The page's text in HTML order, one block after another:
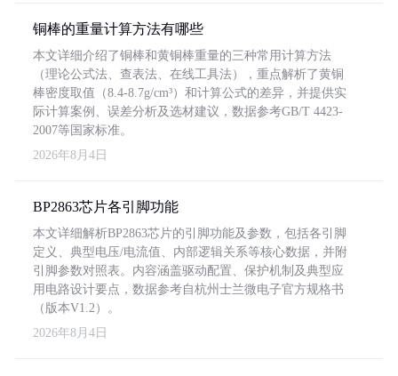
铜棒的重量计算方法有哪些
本文详细介绍了铜棒和黄铜棒重量的三种常用计算方法
（理论公式法、查表法、在线工具法），重点解析了黄铜
棒密度取值（8.4-8.7g/cm³）和计算公式的差异，并提供实
际计算案例、误差分析及选材建议，数据参考GB/T 4423-
2007等国家标准。
2026年8月4日
BP2863芯片各引脚功能
本文详细解析BP2863芯片的引脚功能及参数，包括各引脚
定义、典型电压/电流值、内部逻辑关系等核心数据，并附
引脚参数对照表。内容涵盖驱动配置、保护机制及典型应
用电路设计要点，数据参考自杭州士兰微电子官方规格书
（版本V1.2）。
2026年8月4日